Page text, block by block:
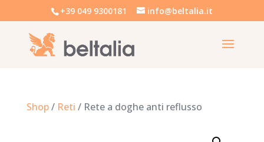
+39 049 9300181 info@beltalia.it
Shop/ Reti / Rete a doghe anti reflusso